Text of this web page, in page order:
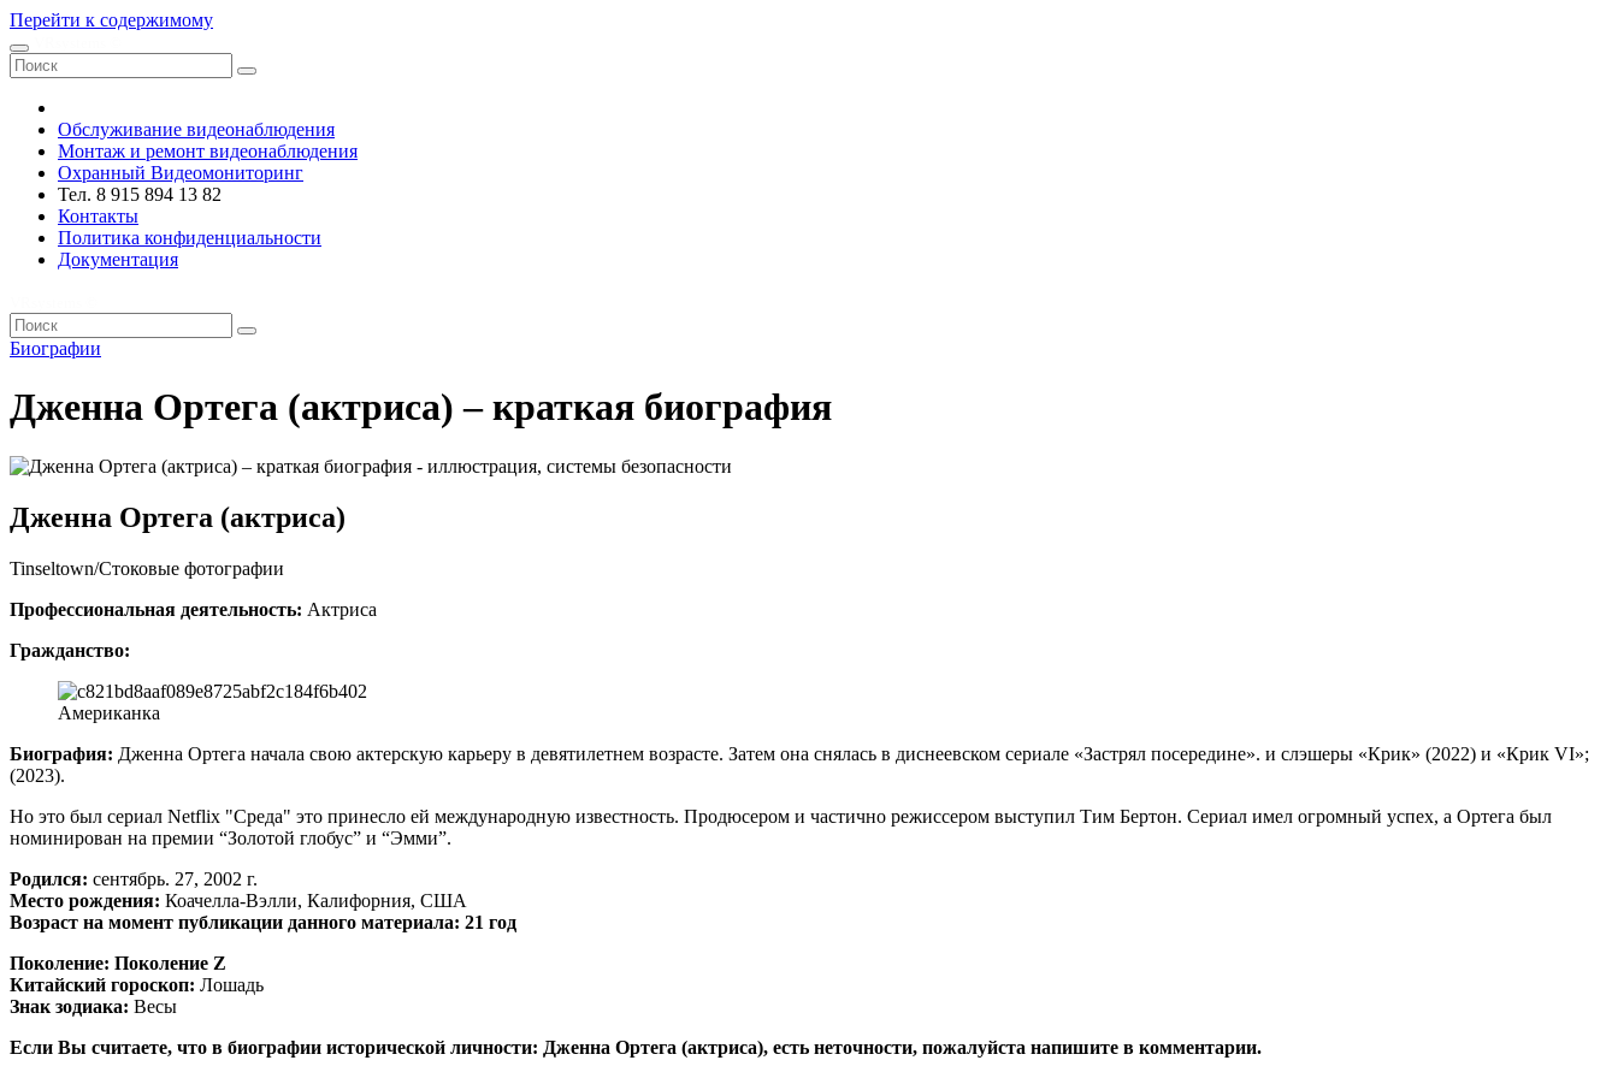
Перейти к содержимому
Обслуживание видеонаблюдения
Монтаж и ремонт видеонаблюдения
Охранный Видеомониторинг
Тел. 8 915 894 13 82
Контакты
Политика конфиденциальности
Документация
Биографии
Дженна Ортега (актриса) – краткая биография
Дженна Ортега (актриса)
Tinseltown/Стоковые фотографии
Профессиональная деятельность: Актриса
Гражданство:
Американка
Биография: Дженна Ортега начала свою актерскую карьеру в девятилетнем возрасте. Затем она снялась в диснеевском сериале «Застрял посередине». и слэшеры «Крик» (2022) и «Крик VI»;
(2023).
Но это был сериал Netflix "Среда" это принесло ей международную известность. Продюсером и частично режиссером выступил Тим Бертон. Сериал имел огромный успех, а Ортега был
номинирован на премии “Золотой глобус” и “Эмми”.
Родился: сентябрь. 27, 2002 г.
Место рождения: Коачелла-Вэлли, Калифорния, США
Возраст на момент публикации данного материала: 21 год
Поколение: Поколение Z
Китайский гороскоп: Лошадь
Знак зодиака: Весы
Если Вы считаете, что в биографии исторической личности: Дженна Ортега (актриса), есть неточности, пожалуйста напишите в комментарии.